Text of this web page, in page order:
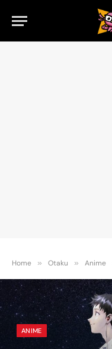
Home » Otaku » Anime
ANIME